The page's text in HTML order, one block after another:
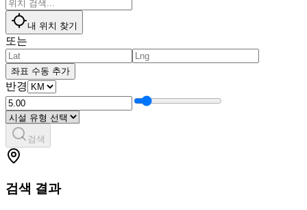
내 위치 찾기
또는
좌표 수동 추가
반경
검색
검색 결과